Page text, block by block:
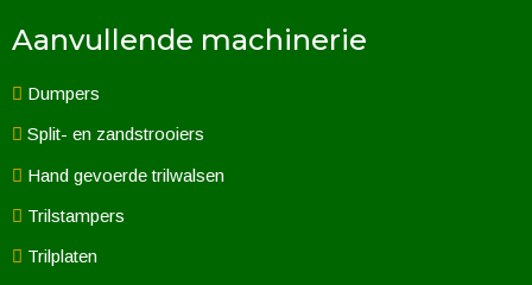
Aanvullende machinerie
Dumpers
Split- en zandstrooiers
Hand gevoerde trilwalsen
Trilstampers
Trilplaten